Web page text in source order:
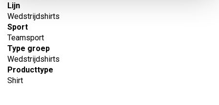
Lijn
Wedstrijdshirts
Sport
Teamsport
Type groep
Wedstrijdshirts
Producttype
Shirt